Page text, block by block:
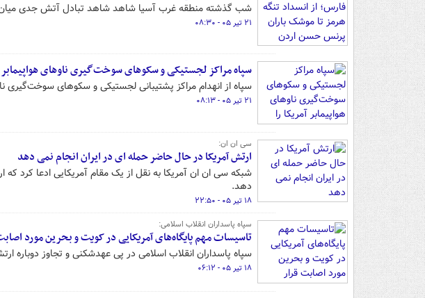
شب گذشته منطقه غرب آسیا شاهد شاهد تبادل آتش جدی میان
۲۱ تیر ۰۵ - ۰۸:۳۰
سپاه مراکز لجستیکی و سکوهای سوخت‌گیری ناوهای هواپیمابر
سپاه از انهدام مراکز پشتیبانی لجستیکی و سکوهای سوخت‌گیری
۲۱ تیر ۰۵ - ۰۸:۱۳
سی ان ان:
ارتش آمریکا در حال حاضر حمله ای در ایران انجام نمی دهد
شبکه سی ان ان آمریکا به نقل از یک مقام آمریکایی ادعا کرد
دهد.
۱۸ تیر ۰۵ - ۲۲:۵۰
سپاه پاسداران انقلاب اسلامی:
تاسیسات مهم پایگاه‌های آمریکایی در کویت و بحرین مورد
سپاه پاسداران انقلاب اسلامی در پی عهدشکنی و تجاوز دوباره
۱۸ تیر ۰۵ - ۰۶:۱۲